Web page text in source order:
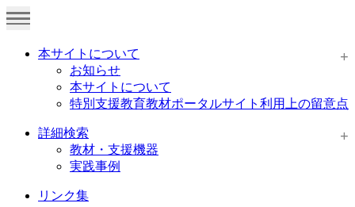
本サイトについて
お知らせ
本サイトについて
特別支援教育教材ポータルサイト利用上の留意点
詳細検索
教材・支援機器
実践事例
リンク集